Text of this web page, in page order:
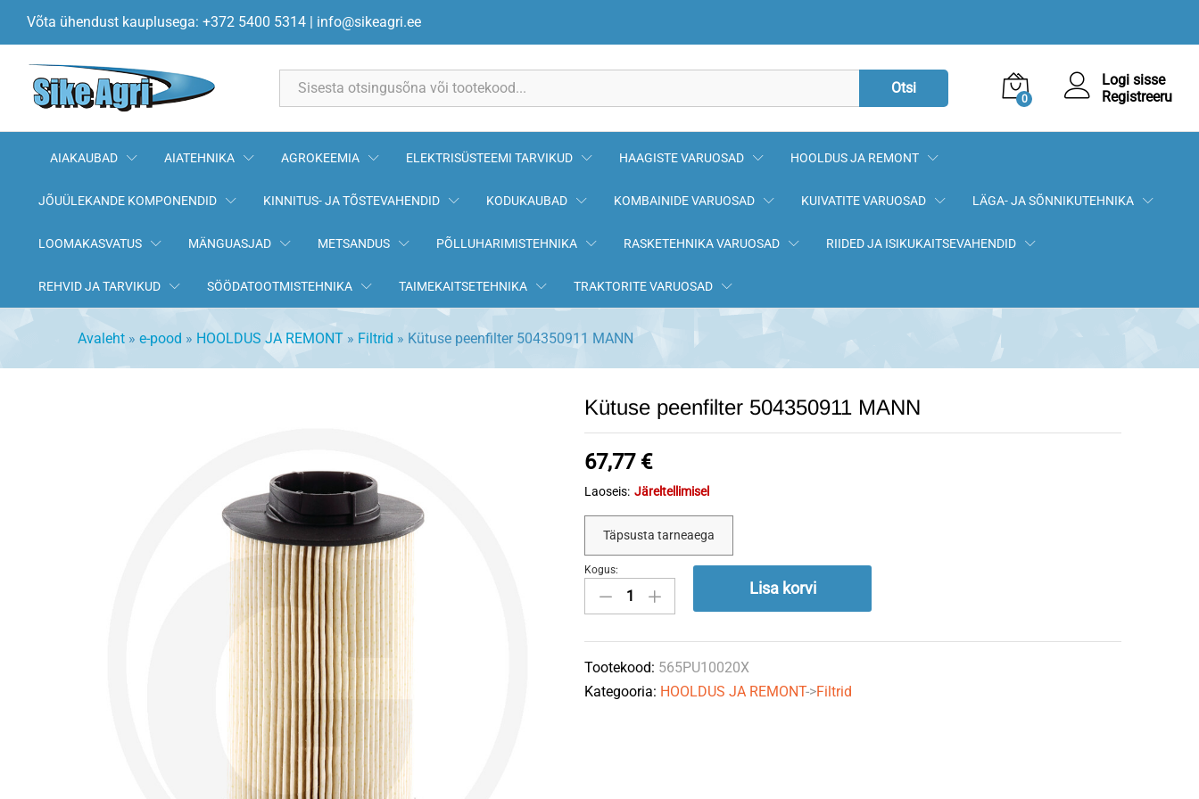
Võta ühendust kauplusega: +372 5400 5314 | info@sikeagri.ee
Otsi
0
Logi sisse
Registreeru
AIAKAUBAD AIATEHNIKA AGROKEEMIA ELEKTRISÜSTEEMI TARVIKUD HAAGISTE VARUOSAD HOOLDUS JA REMONT
JÕUÜLEKANDE KOMPONENDID KINNITUS- JA TÕSTEVAHENDID KODUKAUBAD KOMBAINIDE VARUOSAD KUIVATITE VARUOSAD LÄGA- JA SÕNNIKUTEHNIKA
LOOMAKASVATUS MÄNGUASJAD METSANDUS PÕLLUHARIMISTEHNIKA RASKETEHNIKA VARUOSAD RIIDED JA ISIKUKAITSEVAHENDID
REHVID JA TARVIKUD SÖÖDATOOTMISTEHNIKA TAIMEKAITSETEHNIKA TRAKTORITE VARUOSAD
Avaleht » e-pood » HOOLDUS JA REMONT » Filtrid » Kütuse peenfilter 504350911 MANN
Kütuse peenfilter 504350911 MANN
67,77 €
Laoseis: Järeltellimisel
Täpsusta tarneaega
Kütuse
peenfilter
MANN
quantity
Kogus:
Lisa korvi
Tootekood: 565PU10020X
Kategooria: HOOLDUS JA REMONT->Filtrid
Kirjeldus